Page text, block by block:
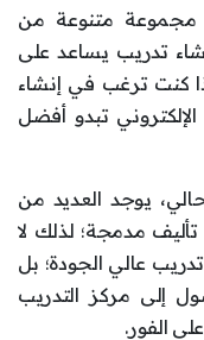
مجموعة متنوعة من
تدريب يساعد على
كنت ترغب في إنشاء
الإلكتروني تبدو أفضل
يوجد العديد من
تأليف مدمجة؛ لذلك لا
عالي الجودة؛ بل
إلى مركز التدريب
الفور.